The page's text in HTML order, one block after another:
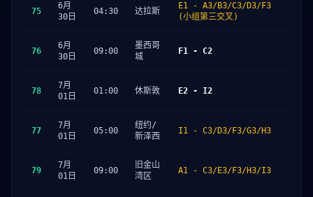
75
6月
30日
04:30 达拉斯
E1 - A3/B3/C3/D3/F3
(小组第三交叉)
76
6月
30日
09:00
墨西哥
城
F1 - C2
78
7月
01日
01:00 休斯敦 E2 - I2
77
7月
01日
05:00
纽约/
新泽西
I1 - C3/D3/F3/G3/H3
79
7月
01日
09:00
旧金山
湾区
A1 - C3/E3/F3/H3/I3